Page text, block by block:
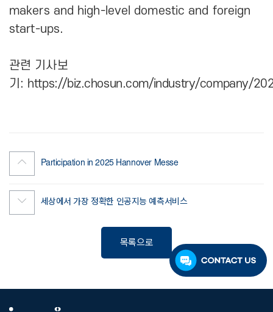
makers and high-level domestic and foreign
start-ups.
관련 기사보
기: https://biz.chosun.com/industry/company/
Participation in 2025 Hannover Messe
세상에서 가장 정확한 인공지능 예측서비스
목록으로